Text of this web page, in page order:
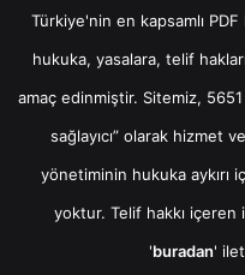
Türkiye'nin en kapsamlı
hukuka, yasalara, telif
amaç edinmiştir. Sitemiz, 5651
sağlayıcı” olarak hizmet
yönetiminin hukuka aykırı
yoktur. Telif hakkı içeren
'buradan'